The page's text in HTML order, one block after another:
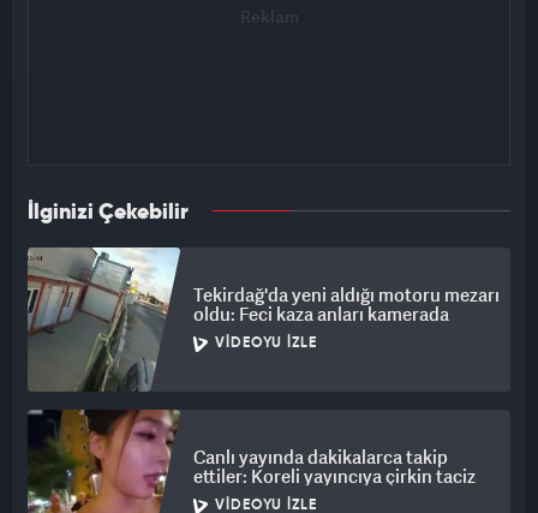
İlginizi Çekebilir
Tekirdağ'da yeni aldığı motoru mezarı
oldu: Feci kaza anları kamerada
VIDEOYU İZLE
Canlı yayında dakikalarca takip
ettiler: Koreli yayıncıya çirkin taciz
VIDEOYU İZLE